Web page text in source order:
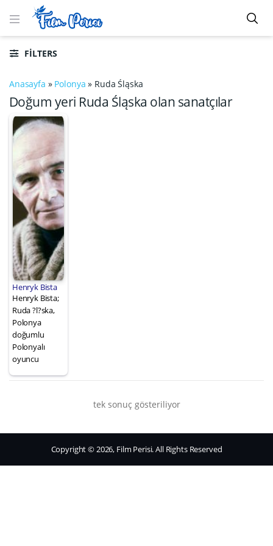
FILTERS
Anasayfa » Polonya » Ruda Śląska
Doğum yeri Ruda Śląska olan sanatçılar
Henryk Bista
Henryk Bista;
Ruda ?l?ska,
Polonya
doğumlu
Polonyalı
oyuncu
tek sonuç gösteriliyor
Copyright © 2026, Film Perisi. All Rights Reserved